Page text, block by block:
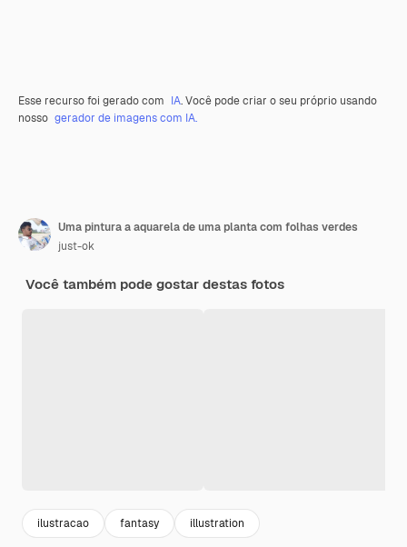
Esse recurso foi gerado com IA. Você pode criar o seu próprio usando
nosso gerador de imagens com IA.
Uma pintura a aquarela de uma planta com folhas verdes
just-ok
Você também pode gostar destas fotos
ilustracao fantasy illustration